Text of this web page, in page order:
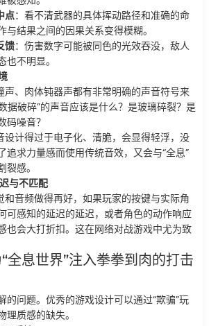
点：看不清武器的具体挥动路径和准确的命
与结果之间的因果关系变得模糊。
馈：伤害数字可能被同色的光效吞没，敌人
也不明显。
声、肉体钝器声都有非常明确的声音符号来
据破碎”的声音应该是什么？是玻璃碎裂？是
码噪音？
设计得过于电子化、清脆，会显得轻浮，没
追求力量感而使用传统音效，又会与“全息”
感。
与不匹配
和音频做得再好，如果玩家的按键与实际角
可感知的延迟的延迟，或者角色的动作响应
也会大打折扣。这在网络对战游戏中尤为致
全息世界”注入拳拳到肉的打击
的问题。优秀的游戏设计可以通过“欺骗”玩
理质感的缺失。